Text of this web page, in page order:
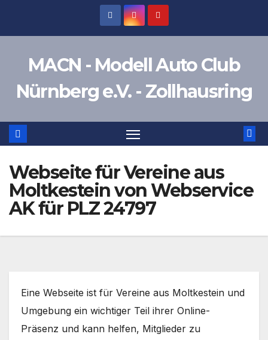
MACN - Modell Auto Club
Nürnberg e.V. - Zollhausring
Webseite für Vereine aus
Moltkestein von Webservice
AK für PLZ 24797
Eine Webseite ist für Vereine aus Moltkestein und
Umgebung ein wichtiger Teil ihrer Online-
Präsenz und kann helfen, Mitglieder zu